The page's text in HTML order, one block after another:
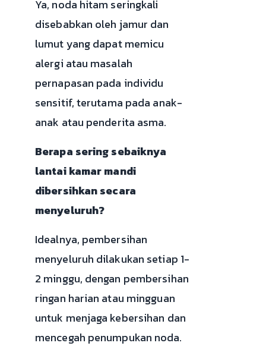
Ya, noda hitam seringkali
disebabkan oleh jamur dan
lumut yang dapat memicu
alergi atau masalah
pernapasan pada individu
sensitif, terutama pada anak-
anak atau penderita asma.
Berapa sering sebaiknya
lantai kamar mandi
dibersihkan secara
menyeluruh?
Idealnya, pembersihan
menyeluruh dilakukan setiap 1-
2 minggu, dengan pembersihan
ringan harian atau mingguan
untuk menjaga kebersihan dan
mencegah penumpukan noda.